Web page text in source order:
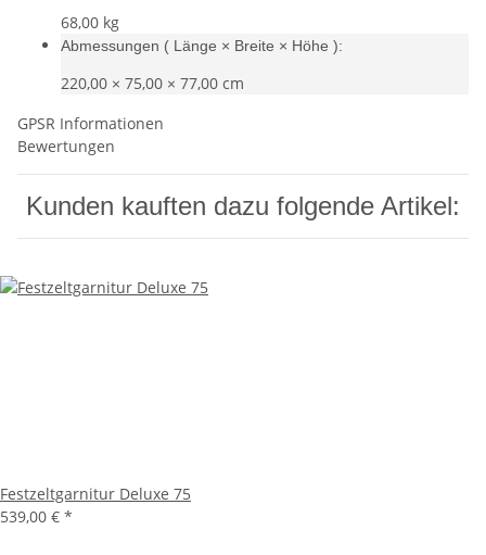
68,00 kg
Abmessungen ( Länge × Breite × Höhe ):
220,00 × 75,00 × 77,00 cm
GPSR Informationen
Bewertungen
Kunden kauften dazu folgende Artikel:
Festzeltgarnitur Deluxe 75
539,00 € *